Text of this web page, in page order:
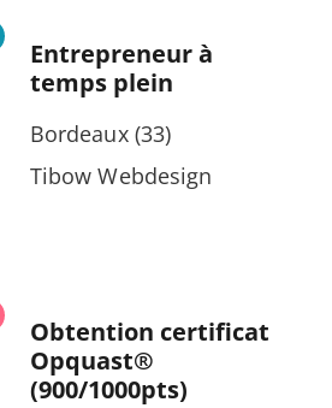
Entrepreneur à
temps plein
Bordeaux (33)
Tibow Webdesign
Obtention certificat
Opquast®
(900/1000pts)